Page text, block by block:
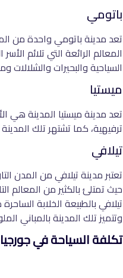
باتومي
تعد مدينة باتومي واحدة من
المعالم الرائعة التي تلائم
السياحية والبحيرات والشلالات
ميستيا
تعد مدينة ميستيا المدينة هي
ترفيهية، كما تشتهر تلك
تيلافي
تعتبر مدينة تيلافي من المدن
حيث تمتلئ بالكثير من المعالم
تيلافي بالطبيعة الخلابة
وتتميز تلك المدينة بالمباني
تكلفة السياحة في